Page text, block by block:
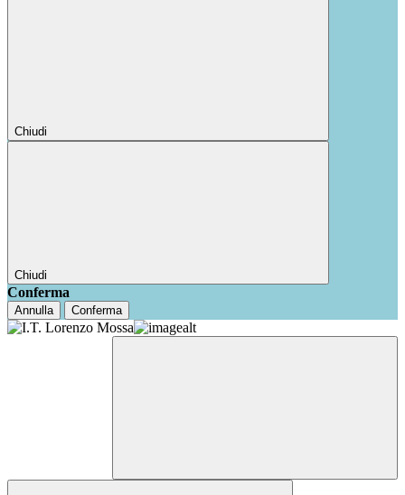
Chiudi
Chiudi
Conferma
Annulla Conferma